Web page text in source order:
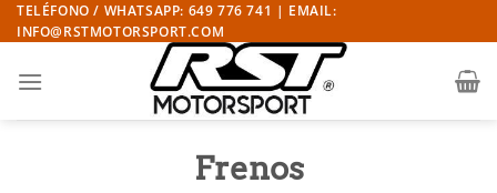
Saltar
al
TELÉFONO / WHATSAPP: 649 776 741 | EMAIL:
INFO@RSTMOTORSPORT.COM
Frenos